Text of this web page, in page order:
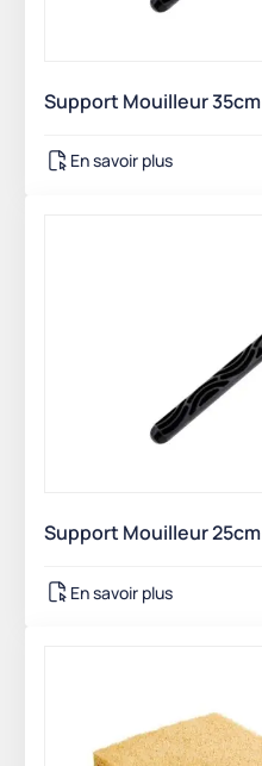
Support Mouilleur 35cm
En savoir plus
Support Mouilleur 25cm
En savoir plus